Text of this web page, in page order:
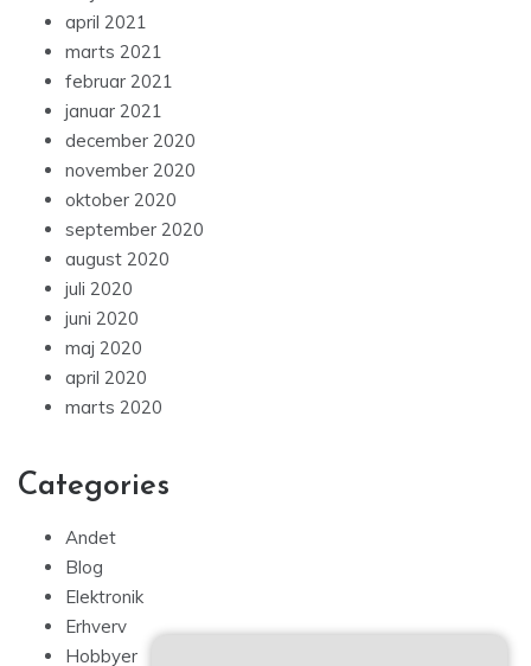
april 2021
marts 2021
februar 2021
januar 2021
december 2020
november 2020
oktober 2020
september 2020
august 2020
juli 2020
juni 2020
maj 2020
april 2020
marts 2020
Categories
Andet
Blog
Elektronik
Erhverv
Hobbyer